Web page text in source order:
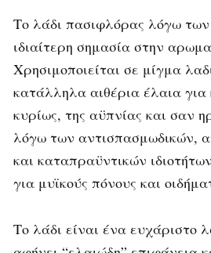
Το λάδι πασιφλόρας λόγω των
ιδιαίτερη σημασία στην
Χρησιμοποιείται σε μίγμα
κατάλληλα αιθέρια έλαια
κυρίως, της αϋπνίας και σαν
λόγω των αντισπασμωδικών,
και καταπραϋντικών
για μυϊκούς πόνους και
Το λάδι είναι ένα ευχάριστο